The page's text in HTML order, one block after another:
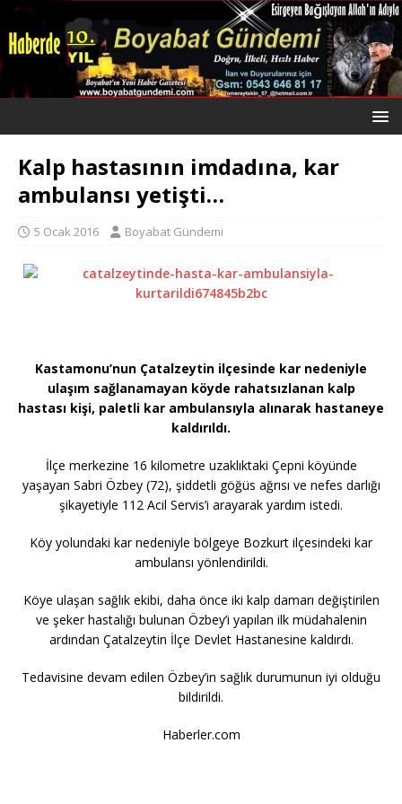
Kalp hastasının imdadına, kar
ambulansı yetişti…
5 Ocak 2016 Boyabat Gündemi
Kastamonu’nun Çatalzeytin ilçesinde kar nedeniyle
ulaşım sağlanamayan köyde rahatsızlanan kalp
hastası kişi, paletli kar ambulansıyla alınarak hastaneye
kaldırıldı.
İlçe merkezine 16 kilometre uzaklıktaki Çepni köyünde
yaşayan Sabri Özbey (72), şiddetli göğüs ağrısı ve nefes darlığı
şikayetiyle 112 Acil Servis’i arayarak yardım istedi.
Köy yolundaki kar nedeniyle bölgeye Bozkurt ilçesindeki kar
ambulansı yönlendirildi.
Köye ulaşan sağlık ekibi, daha önce iki kalp damarı değiştirilen
ve şeker hastalığı bulunan Özbey’i yapılan ilk müdahalenin
ardından Çatalzeytin İlçe Devlet Hastanesine kaldırdı.
Tedavisine devam edilen Özbey’in sağlık durumunun iyi olduğu
bildirildi.
Haberler.com